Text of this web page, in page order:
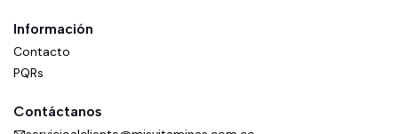
Información
Contacto
PQRs
Contáctanos